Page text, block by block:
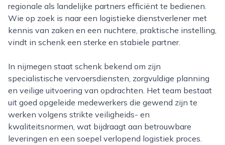
regionale als landelijke partners efficiënt te bedienen.
Wie op zoek is naar een logistieke dienstverlener met
kennis van zaken en een nuchtere, praktische instelling,
vindt in schenk een sterke en stabiele partner.
In nijmegen staat schenk bekend om zijn
specialistische vervoersdiensten, zorgvuldige planning
en veilige uitvoering van opdrachten. Het team bestaat
uit goed opgeleide medewerkers die gewend zijn te
werken volgens strikte veiligheids- en
kwaliteitsnormen, wat bijdraagt aan betrouwbare
leveringen en een soepel verlopend logistiek proces.